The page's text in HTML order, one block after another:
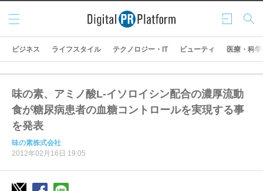
ログ
イン
検索
メニ
ュー
ビジネス ライフスタイル テクノロジー・IT ビューティ 医療・科学
味の素、アミノ酸L-イソロイシン配合の濃厚流動
食が糖尿病患者の血糖コントロールを実現する事
を発表
味の素株式会社
2012年02月16日 19:05